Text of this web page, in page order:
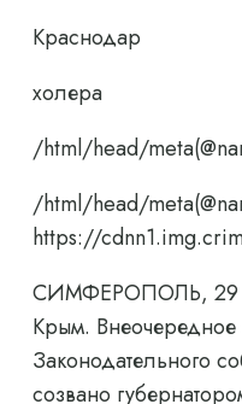
Краснодар
холера
/html/head/
/html/head/
https://
СИМФЕРОПОЛЬ, 29
Крым. Внеочередное
Законодательного
созвано